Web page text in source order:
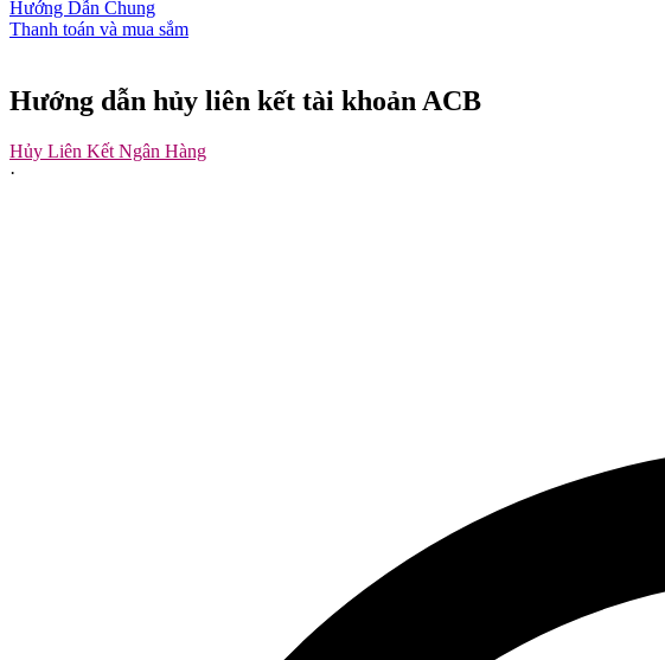
Hướng Dẫn Chung
Thanh toán và mua sắm
Hướng dẫn hủy liên kết tài khoản ACB
Hủy Liên Kết Ngân Hàng
·